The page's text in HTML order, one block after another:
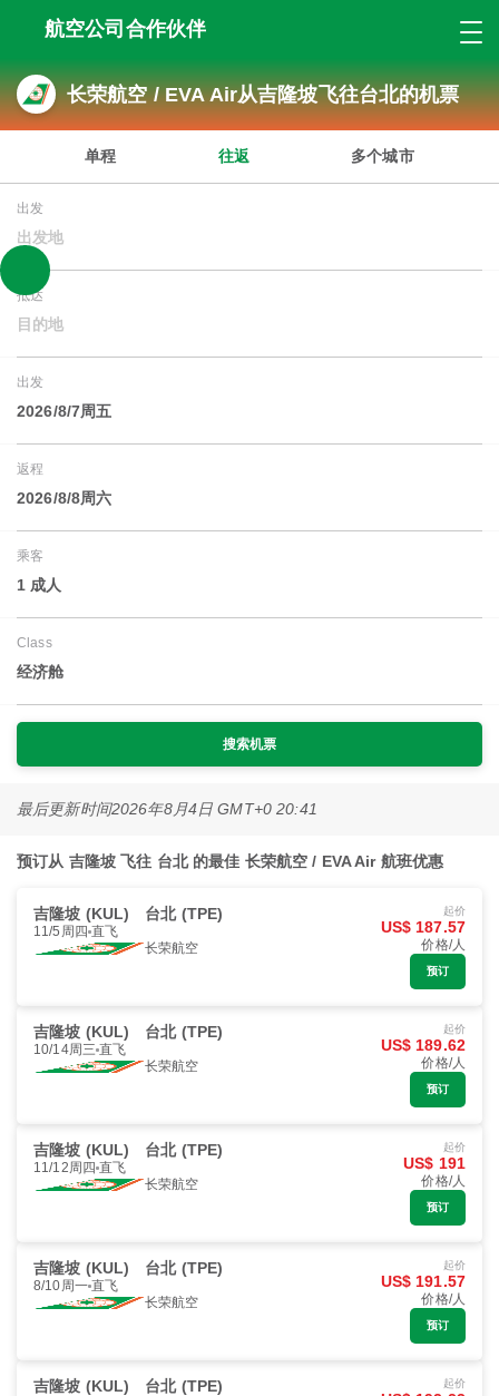
航空公司合作伙伴
长荣航空 / EVA Air从吉隆坡飞往台北的机票
单程 往返 多个城市
出发
出发地
抵达
目的地
出发
2026/8/7周五
返程
2026/8/8周六
乘客
1 成人
Class
经济舱
搜索机票
最后更新时间2026年8月4日 GMT+0 20:41
预订从 吉隆坡 飞往 台北 的最佳 长荣航空 / EVA Air 航班优惠
吉隆坡 (KUL) 台北 (TPE)
11/5周四 直飞
长荣航空
起价
US$ 187.57
价格/人
预订
吉隆坡 (KUL) 台北 (TPE)
10/14周三 直飞
长荣航空
起价
US$ 189.62
价格/人
预订
吉隆坡 (KUL) 台北 (TPE)
11/12周四 直飞
长荣航空
起价
US$ 191
价格/人
预订
吉隆坡 (KUL) 台北 (TPE)
8/10周一 直飞
长荣航空
起价
US$ 191.57
价格/人
预订
吉隆坡 (KUL) 台北 (TPE) 起价